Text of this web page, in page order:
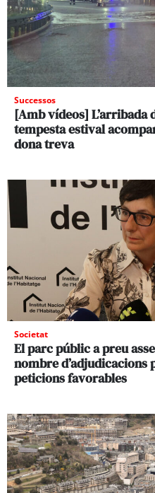
Successos
[Amb vídeos] L’arribada
tempesta estival
dona treva
Societat
El parc públic a preu
nombre d’adjudicacions
peticions favorables